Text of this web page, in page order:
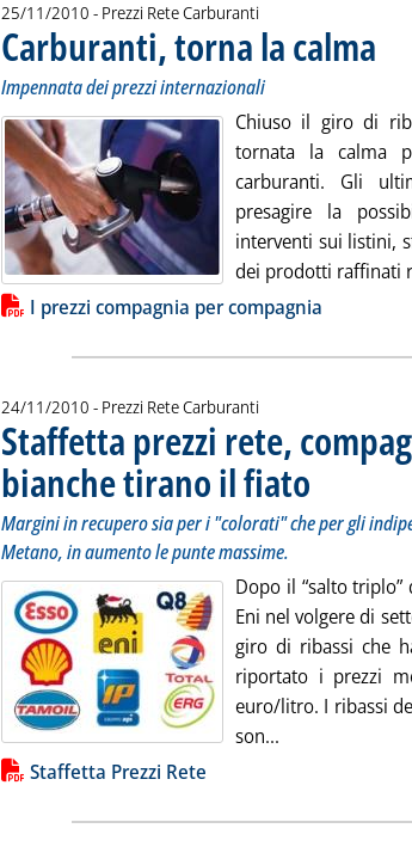
25/11/2010 - Prezzi Rete Carburanti
Carburanti, torna la calma
Impennata dei prezzi internazionali
Chiuso il giro di
tornata la calma
carburanti. Gli
presagire la
interventi sui listini,
dei prodotti raffinati
Lista allegati PDF alla notizia
I prezzi compagnia per compagnia
24/11/2010 - Prezzi Rete Carburanti
Staffetta prezzi rete,
bianche tirano il fiato . Sottotitolo:
. Pubblicata
Margini in recupero sia per i "colorati" che per gli
Metano, in aumento le punte massime.
Dopo il “salto
Eni nel volgere di
giro di ribassi che
riportato i prezzi
euro/litro. I ribassi
son... Leggi tutta la
Lista allegati PDF alla notizia
Staffetta Prezzi Rete